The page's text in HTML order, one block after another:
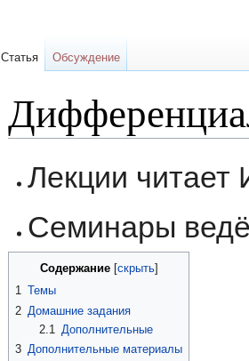
Лекции
Семинары
Содержание
1 Темы
2 Домашние задания
2.1
Дополнительные
3 Дополнительные материалы
Статья Обсуждение